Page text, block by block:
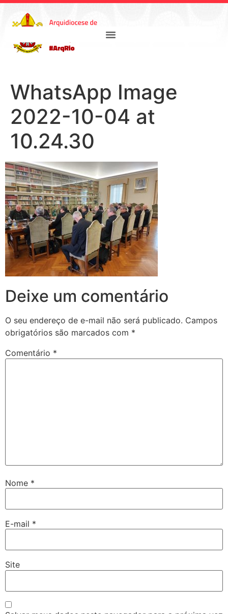
WhatsApp Image
2022-10-04 at
10.24.30
Deixe um comentário
O seu endereço de e-mail não será publicado. Campos
obrigatórios são marcados com *
Comentário *
Nome *
E-mail *
Site